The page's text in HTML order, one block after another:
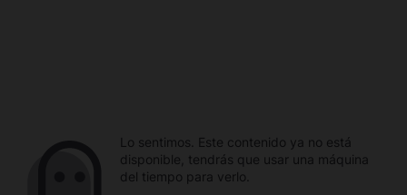
Lo sentimos. Este contenido ya no está
disponible, tendrás que usar una máquina
del tiempo para verlo.